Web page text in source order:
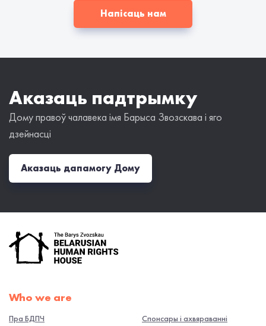
Напісаць нам
Аказаць падтрымку
Дому правоў чалавека імя Барыса Звозскава і яго
дзейнасці
Аказаць дапамогу Дому
Who we are
Пра БДПЧ Спонсары і ахвяраванні